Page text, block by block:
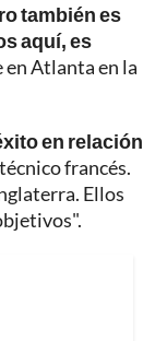
también es
aquí, es
Atlanta en la
en relación
francés.
Ellos